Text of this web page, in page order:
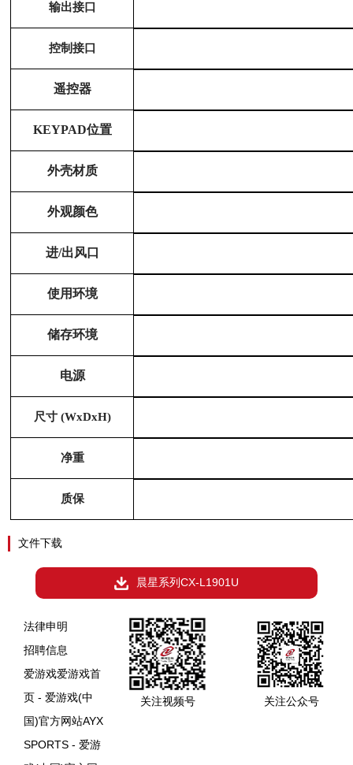
输出接口
控制接口
遥控器
KEYPAD位置
外壳材质
外观颜色
进/出风口
使用环境
储存环境
电源
尺寸 (WxDxH)
净重
质保
文件下载
晨星系列CX-L1901U
法律申明
招聘信息
爱游戏爱游戏首
页 - 爱游戏(中
国)官方网站AYX
SPORTS - 爱游
关注视频号 关注公众号